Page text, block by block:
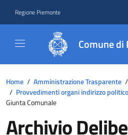
Regione Piemonte
Comune
Home / Amministrazione Trasparente /
/ Provvedimenti organi indirizzo politico
Giunta Comunale
Archivio